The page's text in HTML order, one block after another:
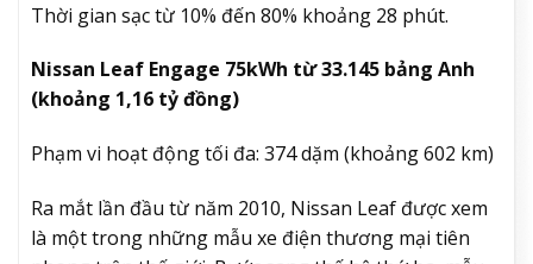
Thời gian sạc từ 10% đến 80% khoảng 28 phút.
Nissan Leaf Engage 75kWh từ 33.145 bảng Anh
(khoảng 1,16 tỷ đồng)
Phạm vi hoạt động tối đa: 374 dặm (khoảng 602 km)
Ra mắt lần đầu từ năm 2010, Nissan Leaf được xem
là một trong những mẫu xe điện thương mại tiên